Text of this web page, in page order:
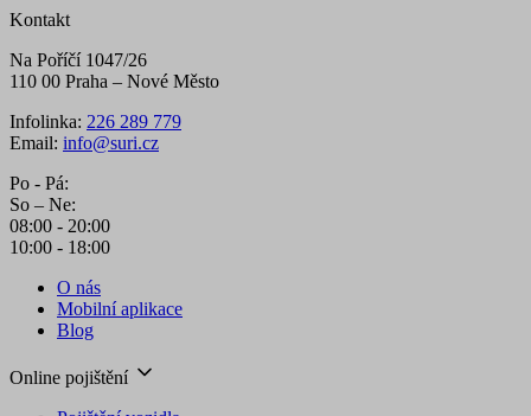
Kontakt
Na Poříčí 1047/26
110 00 Praha – Nové Město
Infolinka: 226 289 779
Email: info@suri.cz
Po - Pá:
So – Ne:
08:00 - 20:00
10:00 - 18:00
O nás
Mobilní aplikace
Blog
Online pojištění